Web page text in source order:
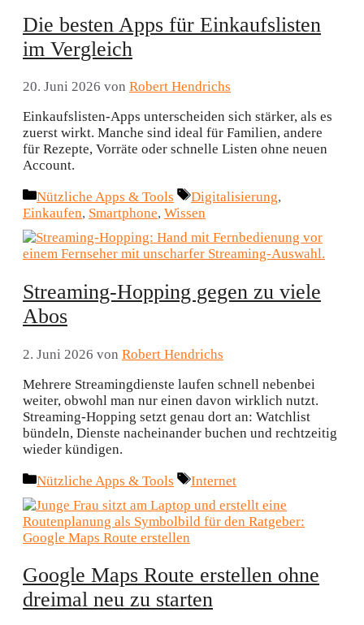
Die besten Apps für Einkaufslisten
im Vergleich
20. Juni 2026 von Robert Hendrichs
Einkaufslisten-Apps unterscheiden sich stärker, als es
zuerst wirkt. Manche sind ideal für Familien, andere
für Rezepte, Vorräte oder schnelle Listen ohne neuen
Account.
Kategorien
Nützliche Apps & Tools Schlagwörter
Digitalisierung,
Einkaufen, Smartphone, Wissen
Streaming-Hopping gegen zu viele
Abos
2. Juni 2026 von Robert Hendrichs
Mehrere Streamingdienste laufen schnell nebenbei
weiter, obwohl man nur einen davon wirklich nutzt.
Streaming-Hopping setzt genau dort an: Watchlist
bündeln, Dienste nacheinander buchen und rechtzeitig
wieder kündigen.
Kategorien
Nützliche Apps & Tools Schlagwörter
Internet
Google Maps Route erstellen ohne
dreimal neu zu starten